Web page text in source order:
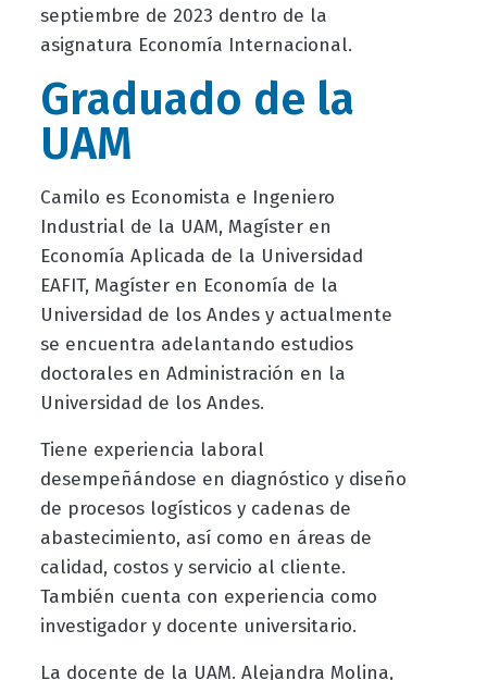
septiembre de 2023 dentro de la
asignatura Economía Internacional.
Graduado de la
UAM
Camilo es Economista e Ingeniero
Industrial de la UAM, Magíster en
Economía Aplicada de la Universidad
EAFIT, Magíster en Economía de la
Universidad de los Andes y actualmente
se encuentra adelantando estudios
doctorales en Administración en la
Universidad de los Andes.
Tiene experiencia laboral
desempeñándose en diagnóstico y diseño
de procesos logísticos y cadenas de
abastecimiento, así como en áreas de
calidad, costos y servicio al cliente.
También cuenta con experiencia como
investigador y docente universitario.
La docente de la UAM. Alejandra Molina,